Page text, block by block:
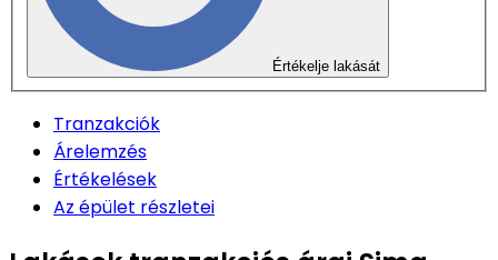
Értékelje lakását
Tranzakciók
Árelemzés
Értékelések
Az épület részletei